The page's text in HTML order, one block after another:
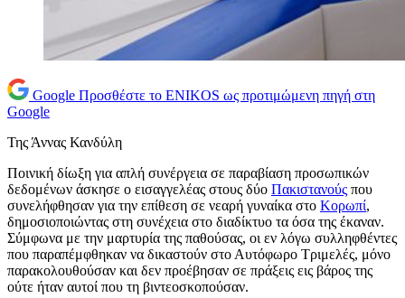
Google Προσθέστε το ENIKOS ως προτιμώμενη πηγή στη
Google
Της Άννας Κανδύλη
Ποινική δίωξη για απλή συνέργεια σε παραβίαση προσωπικών
δεδομένων άσκησε ο εισαγγελέας στους δύο Πακιστανούς που
συνελήφθησαν για την επίθεση σε νεαρή γυναίκα στο Κορωπί,
δημοσιοποιώντας στη συνέχεια στο διαδίκτυο τα όσα της έκαναν.
Σύμφωνα με την μαρτυρία της παθούσας, οι εν λόγω συλληφθέντες
που παραπέμφθηκαν να δικαστούν στο Αυτόφωρο Τριμελές, μόνο
παρακολουθούσαν και δεν προέβησαν σε πράξεις εις βάρος της
ούτε ήταν αυτοί που τη βιντεοσκοπούσαν.